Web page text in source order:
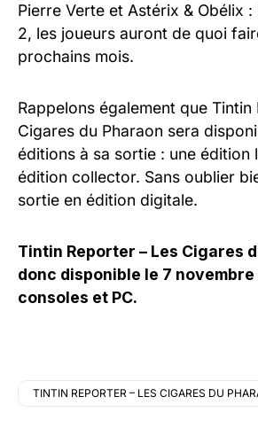
Pierre Verte et Astérix & Obélix
2, les joueurs auront de quoi
prochains mois.
Rappelons également que Tintin
Cigares du Pharaon sera
éditions à sa sortie : une édition
édition collector. Sans oublier
sortie en édition digitale.
Tintin Reporter – Les Cigares
donc disponible le 7
consoles et PC.
TINTIN REPORTER – LES CIGARES DU